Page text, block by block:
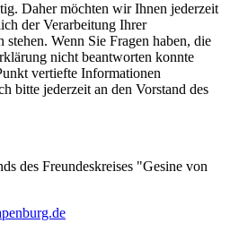
Daher möchten wir Ihnen jederzeit
der Verarbeitung Ihrer
stehen. Wenn Sie Fragen haben, die
nicht beantworten konnte
vertiefte Informationen
bitte jederzeit an den Vorstand des
des Freundeskreises "Gesine von